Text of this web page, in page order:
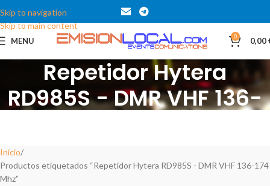
Skip to navigation
Skip to main content
MENU 0 0,00
Repetidor Hytera
RD985S - DMR VHF 136-
Inicio
Productos etiquetados “Repetidor Hytera RD985S - DMR VHF 136-174
Mhz”